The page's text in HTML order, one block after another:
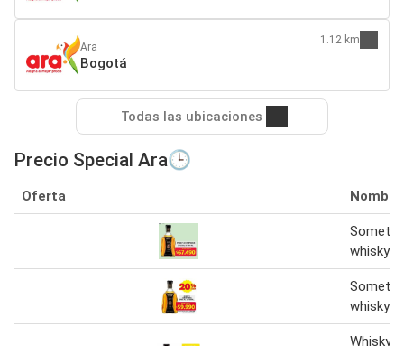
Ara
Bogotá
1.12 km
Todas las ubicaciones
Precio Special Ara🕒
Oferta Nombre
whisky
whisky
Whisky